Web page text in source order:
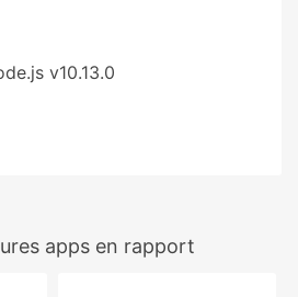
v10.13.0
apps en rapport